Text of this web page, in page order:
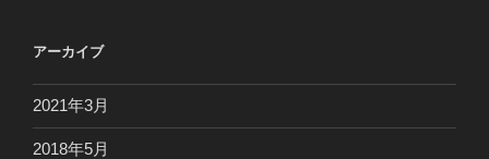
アーカイブ
2021年3月
2018年5月